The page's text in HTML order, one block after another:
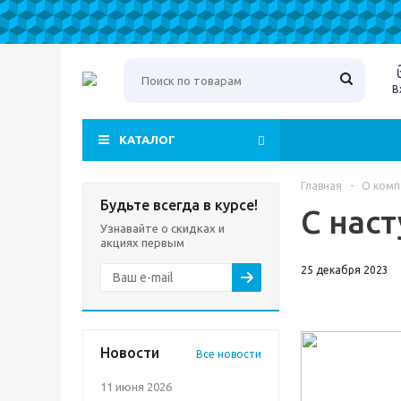
КАТАЛОГ
Будьте всегда в курсе!
Узнавайте о скидках и
акциях первым
Новости Все новости
11 июня 2026
Главная - О
С
25 декабря 2023